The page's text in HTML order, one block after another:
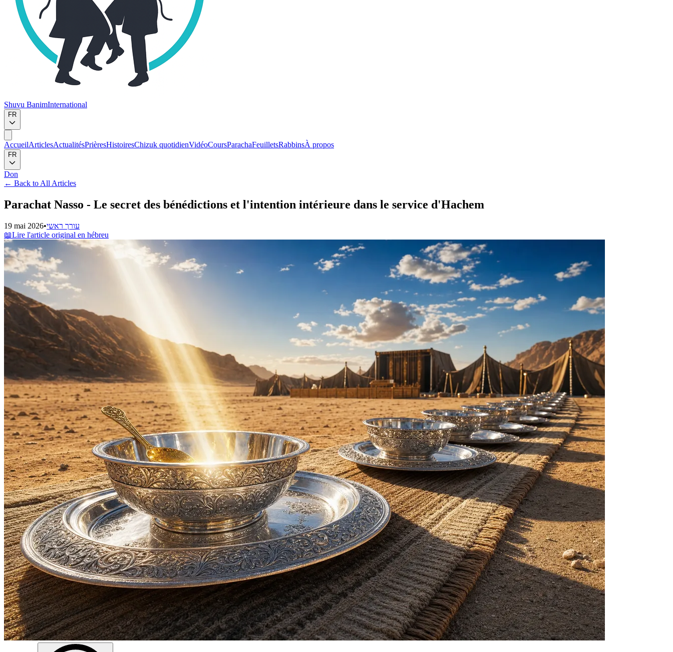
Shuvu BanimInternational
FR
AccueilArticlesActualitésPrièresHistoiresChizuk quotidienVidéoCoursParachaFeuilletsRabbinsÀ propos
FR
Don
← Back to All Articles
Parachat Nasso - Le secret des bénédictions et l'intention intérieure dans le service d'Hachem
19 mai 2026•עורך ראשי
📖Lire l'article original en hébreu